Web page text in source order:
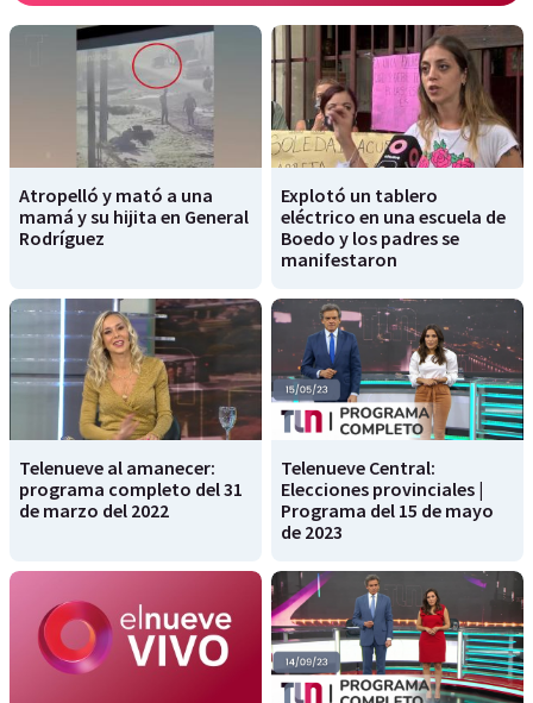
Atropelló y mató a una
mamá y su hijita en General
Rodríguez
Explotó un tablero
eléctrico en una escuela de
Boedo y los padres se
manifestaron
Telenueve al amanecer:
programa completo del 31
de marzo del 2022
Telenueve Central:
Elecciones provinciales |
Programa del 15 de mayo
de 2023